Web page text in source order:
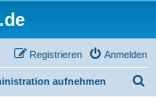
Anmelden
Registrieren
aufnehmen